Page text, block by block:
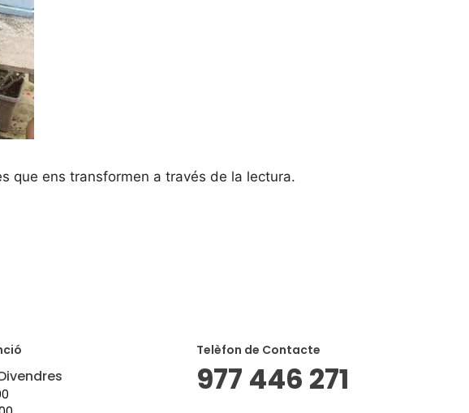
que ens transformen a través de la lectura.
Telèfon de Contacte
977 446 271